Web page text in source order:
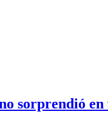
sorprendió